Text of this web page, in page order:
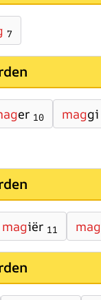
7
er 10 maggi
magiër 11 mag